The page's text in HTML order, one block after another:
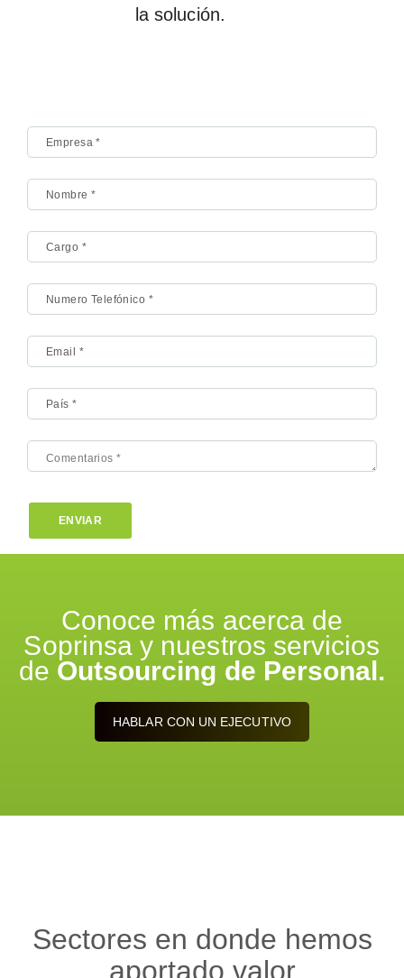
la solución.
Conoce más acerca de
Soprinsa y nuestros servicios
de Outsourcing de Personal.
HABLAR CON UN EJECUTIVO
Sectores en donde hemos
aportado valor